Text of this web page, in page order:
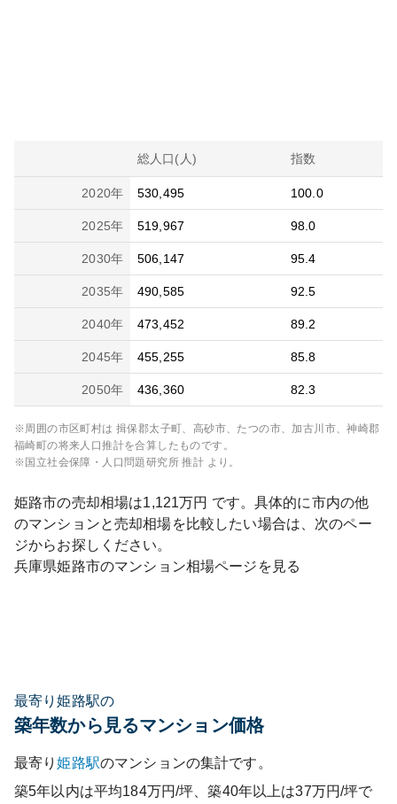
総人口(人) 指数
2020年 530,495 100.0
2025年 519,967 98.0
2030年 506,147 95.4
2035年 490,585 92.5
2040年 473,452 89.2
2045年 455,255 85.8
2050年 436,360 82.3
※周囲の市区町村は 揖保郡太子町、高砂市、たつの市、加古川市、神崎郡
福崎町の将来人口推計を合算したものです。
※国立社会保障・人口問題研究所 推計 より。
姫路市の売却相場は1,121万円 です。具体的に市内の他
のマンションと売却相場を比較したい場合は、次のペー
ジからお探しください。
兵庫県姫路市のマンション相場ページを見る
最寄り姫路駅の
築年数から見るマンション価格
最寄り姫路駅のマンションの集計です。
築5年以内は平均184万円/坪、築40年以上は37万円/坪で